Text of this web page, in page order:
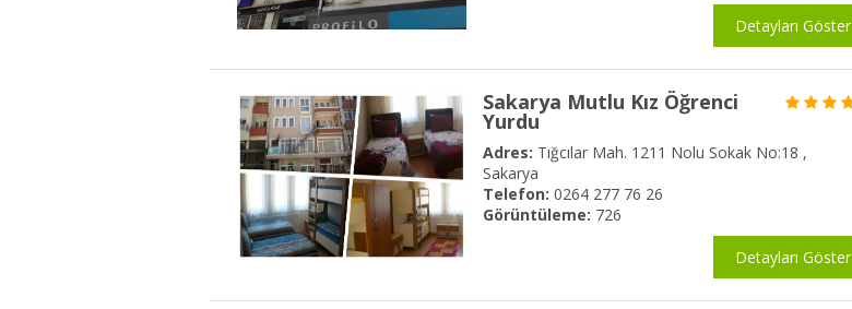
Detayları Göster
Sakarya Mutlu Kız Öğrenci
Yurdu
Adres: Tığcılar Mah. 1211 Nolu Sokak No:18 ,
Sakarya
Telefon: 0264 277 76 26
Görüntüleme: 726
Detayları Göster